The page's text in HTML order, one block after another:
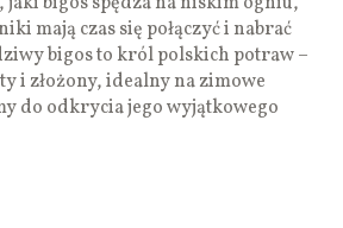
mają czas się połączyć i nabrać
bigos to król polskich potraw –
i złożony, idealny na zimowe
do odkrycia jego wyjątkowego